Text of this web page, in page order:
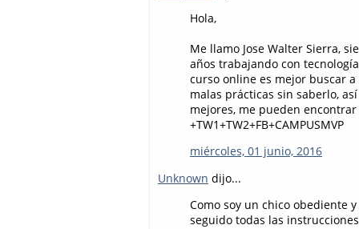
Hola,
Me llamo Jose Walter Sierra,
años trabajando con
curso online es mejor buscar
malas prácticas sin saberlo,
mejores, me pueden
+TW1+TW2+FB+CAMPUSMVP
miércoles, 01 junio, 2016
Unknown dijo...
Como soy un chico obediente
seguido todas las